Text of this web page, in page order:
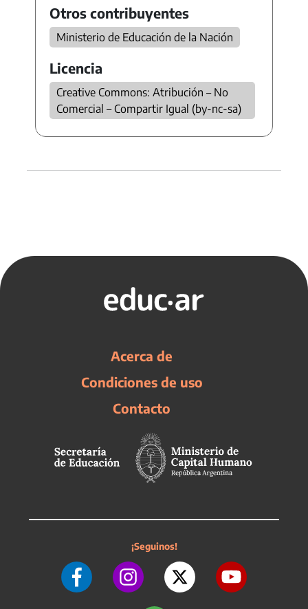
Otros contribuyentes
Ministerio de Educación de la Nación
Licencia
Creative Commons: Atribución – No
Comercial – Compartir Igual (by-nc-sa)
Acerca de
Condiciones de uso
Contacto
¡Seguinos!